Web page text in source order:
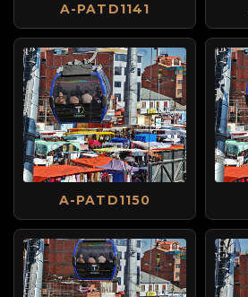
A-PATD1141
A-PATD1150